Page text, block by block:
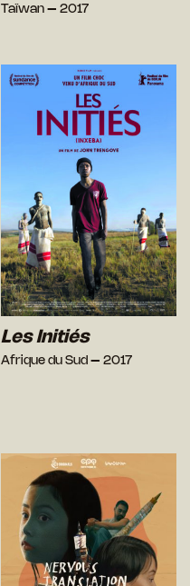
Taïwan – 2017
Les Initiés
Afrique du Sud – 2017